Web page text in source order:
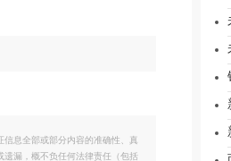
息全部或部分内容的准确性、真
遗漏，概不负任何法律责任（包括